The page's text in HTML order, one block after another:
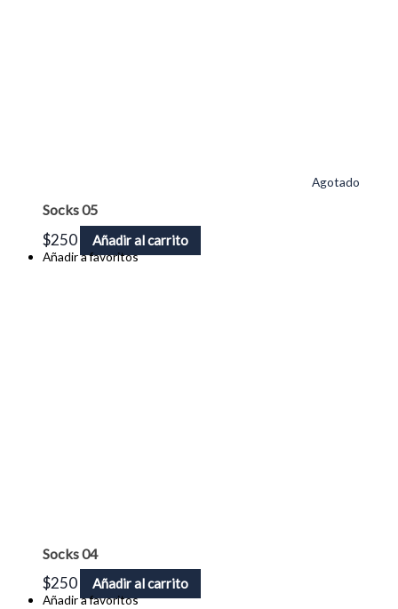
Agotado
Socks 05
$250 Añadir al carrito
Añadir a favoritos
Socks 04
$250 Añadir al carrito
Añadir a favoritos